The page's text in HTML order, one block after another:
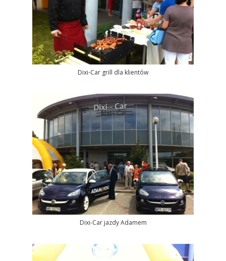
Dixi-Car grill dla klientów
Dixi-Car jazdy Adamem